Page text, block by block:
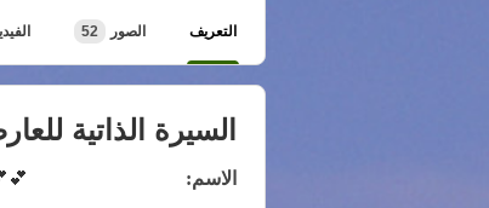
التعريف الصور 52
السيرة الذاتية
الاسم: